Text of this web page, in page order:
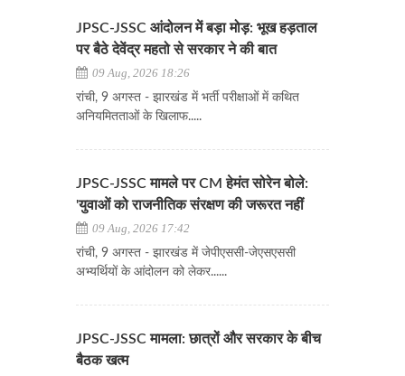
JPSC-JSSC आंदोलन में बड़ा मोड़: भूख हड़ताल
पर बैठे देवेंद्र महतो से सरकार ने की बात
09 Aug, 2026 18:26
रांची, 9 अगस्त - झारखंड में भर्ती परीक्षाओं में कथित
अनियमितताओं के खिलाफ.....
JPSC-JSSC मामले पर CM हेमंत सोरेन बोले:
'युवाओं को राजनीतिक संरक्षण की जरूरत नहीं
09 Aug, 2026 17:42
रांची, 9 अगस्त - झारखंड में जेपीएससी-जेएसएससी
अभ्यर्थियों के आंदोलन को लेकर......
JPSC-JSSC मामला: छात्रों और सरकार के बीच
बैठक खत्म